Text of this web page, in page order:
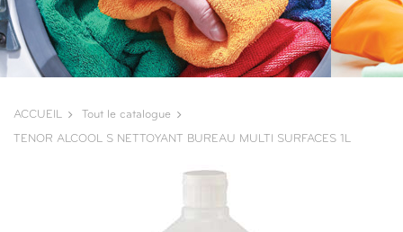
ACCUEIL Tout le catalogue
TENOR ALCOOL S NETTOYANT BUREAU MULTI SURFACES 1L